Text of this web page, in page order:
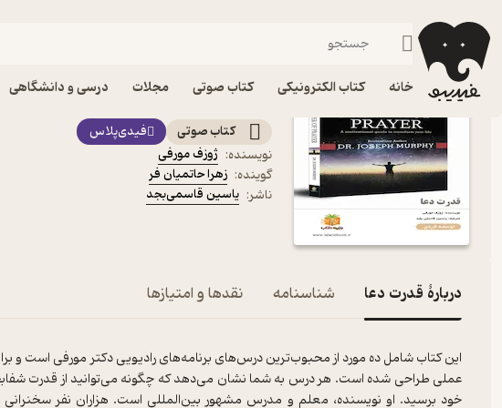
خانه کتاب الکترونیکی کتاب صوتی مجلات درسی و دانشگاهی
فیدیبو کتاب صوتی
کتاب صوتی قدرت دعا اثر ژوزف مورفی
کتاب صوتی
فیدی‌پلاس
نویسنده: ژوزف مورفی
گوینده: زهرا حاتمیان فر
ناشر: یاسین قاسمی‌بجد
دربارۀ قدرت دعا شناسنامه نقدها و امتیازها
این کتاب شامل ده مورد از محبوب‌ترین درس‌های برنامه‌های رادیویی دکتر مورفی است و
عملی طراحی شده است. هر درس به شما نشان می‌دهد که چگونه می‌توانید از قدرت
خود برسید. او نویسنده، معلم و مدرس مشهور بین‌المللی است. هزاران نفر سخنرانی